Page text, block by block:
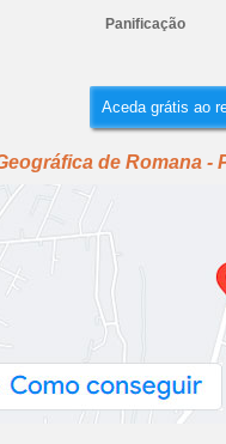
Panificação
Aceda grátis ao
de Romana -